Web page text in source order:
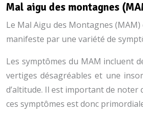
Mal aigu des montagnes
Le Mal Aigu des Montagnes
manifeste par une variété de
Les symptômes du MAM incluent
vertiges désagréables et une
d’altitude. Il est important de noter
ces symptômes est donc